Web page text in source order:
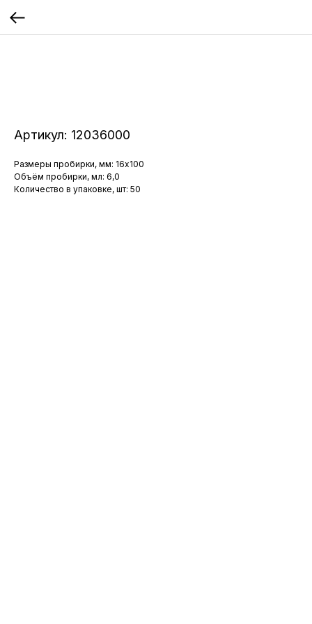
Артикул: 12036000
Размеры пробирки, мм: 16x100
Объём пробирки, мл: 6,0
Количество в упаковке, шт: 50